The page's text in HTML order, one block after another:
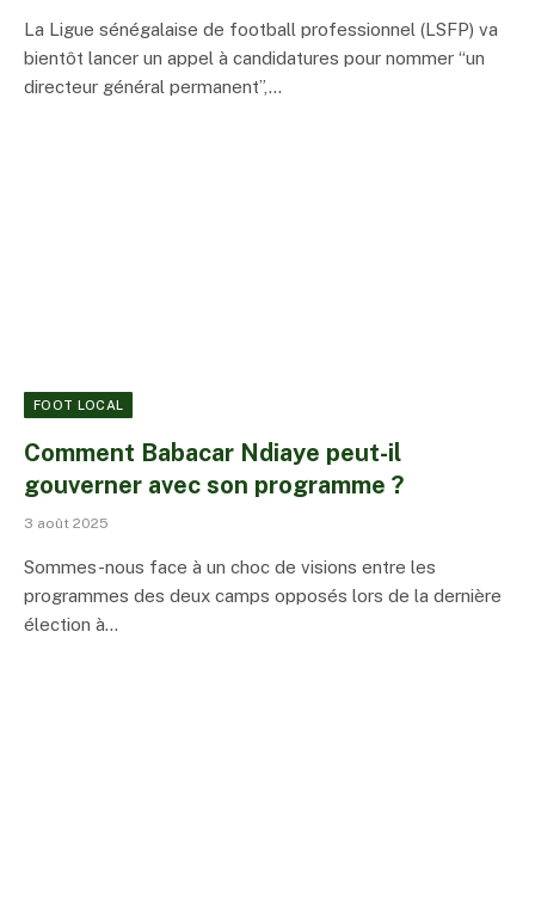
La Ligue sénégalaise de football professionnel (LSFP) va
bientôt lancer un appel à candidatures pour nommer “un
directeur général permanent”,…
FOOT LOCAL
Comment Babacar Ndiaye peut-il
gouverner avec son programme ?
3 août 2025
Sommes-nous face à un choc de visions entre les
programmes des deux camps opposés lors de la dernière
élection à…